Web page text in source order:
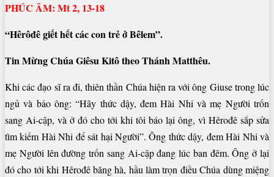
PHÚC ÂM: Mt 2, 13-18
“Hêrôđê giết hết các con trẻ ở Bêlem”.
Tin Mừng Chúa Giêsu Kitô theo Thánh Matthêu.
Khi các đạo sĩ ra đi, thiên thần Chúa hiện ra với ông Giuse trong lúc
ngủ và bảo ông: “Hãy thức dậy, đem Hài Nhi và mẹ Người trốn
sang Ai-cập, và ở đó cho tới khi tôi báo lại ông, vì Hêrođê sắp sửa
tìm kiếm Hài Nhi để sát hại Người”. Ông thức dậy, đem Hài Nhi và
mẹ Người lên đường trốn sang Ai-cập đang lúc ban đêm. Ông ở lại
đó cho tới khi Hêrođê băng hà, hầu làm trọn điều Chúa dùng miệng